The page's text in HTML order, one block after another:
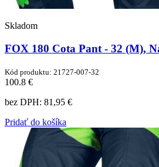
Skladom
FOX 180 Cota Pant - 32 (M),
Kód produktu: 21727-007-32
100.8 €
bez DPH: 81,95 €
Pridať do košíka